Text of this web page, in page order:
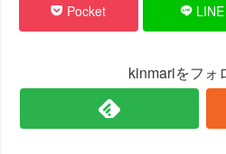
Pocket LINE
kinmariをフォ